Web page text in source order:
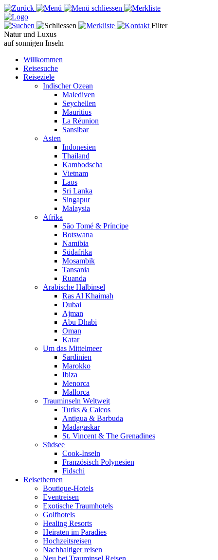
Filter
Natur und Luxus
auf sonnigen Inseln
Willkommen
Reisesuche
Reiseziele
Indischer Ozean
Malediven
Seychellen
Mauritius
La Réunion
Sansibar
Asien
Indonesien
Thailand
Kambodscha
Vietnam
Laos
Sri Lanka
Singapur
Malaysia
Afrika
São Tomé & Príncipe
Botswana
Namibia
Südafrika
Mosambik
Tansania
Ruanda
Arabische Halbinsel
Ras Al Khaimah
Dubai
Ajman
Abu Dhabi
Oman
Katar
Um das Mittelmeer
Sardinien
Marokko
Ibiza
Menorca
Mallorca
Trauminseln Weltweit
Turks & Caicos
Antigua & Barbuda
Madagaskar
St. Vincent & The Grenadines
Südsee
Cook-Inseln
Französisch Polynesien
Fidschi
Reisethemen
Boutique-Hotels
Eventreisen
Exotische Traumhotels
Golfhotels
Healing Resorts
Heiraten im Paradies
Hochzeitsreisen
Nachhaltiger reisen
Neu bei Trauminsel Reisen